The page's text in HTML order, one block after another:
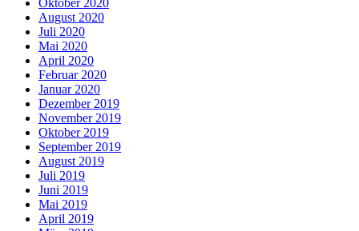
Oktober 2020
August 2020
Juli 2020
Mai 2020
April 2020
Februar 2020
Januar 2020
Dezember 2019
November 2019
Oktober 2019
September 2019
August 2019
Juli 2019
Juni 2019
Mai 2019
April 2019